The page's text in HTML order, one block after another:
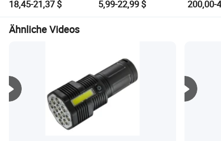
Batterie 5V28W Mono
Alles-in-Einem Solar-
Straßenlaterne
18,45-21,37 $
Bewegungsmelder
Flutlampe Beste
Betrieben durch LED
Solar-Straßenlicht
5,99-22,99 $
Einem
200,00-
Ähnliche Videos